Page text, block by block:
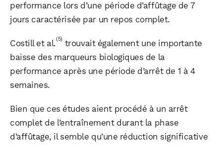
performance lors d’une période d’affûtage de 7
jours caractérisée par un repos complet.
Costill et al.(5) trouvait également une importante
baisse des marqueurs biologiques de la
performance après une période d’arrêt de 1 à 4
semaines.
Bien que ces études aient procédé à un arrêt
complet de l’entraînement durant la phase
d’affûtage, il semble qu’une réduction significative